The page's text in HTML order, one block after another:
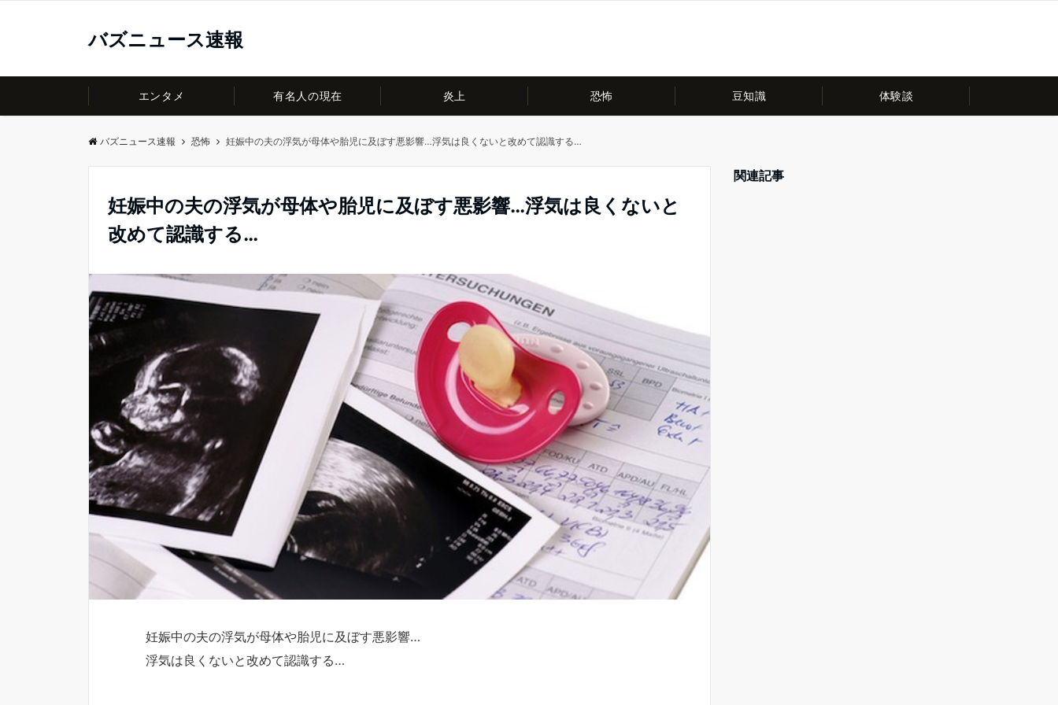
バズニュース速報
エンタメ 有名人の現在 炎上 恐怖 豆知識 体験談
バズニュース速報 恐怖 妊娠中の夫の浮気が母体や胎児に及ぼす悪影響…浮気は良くないと改めて認識する…
妊娠中の夫の浮気が母体や胎児に及ぼす悪影響…浮気は良くないと
改めて認識する…
妊娠中の夫の浮気が母体や胎児に及ぼす悪影響…
浮気は良くないと改めて認識する…
関連記事